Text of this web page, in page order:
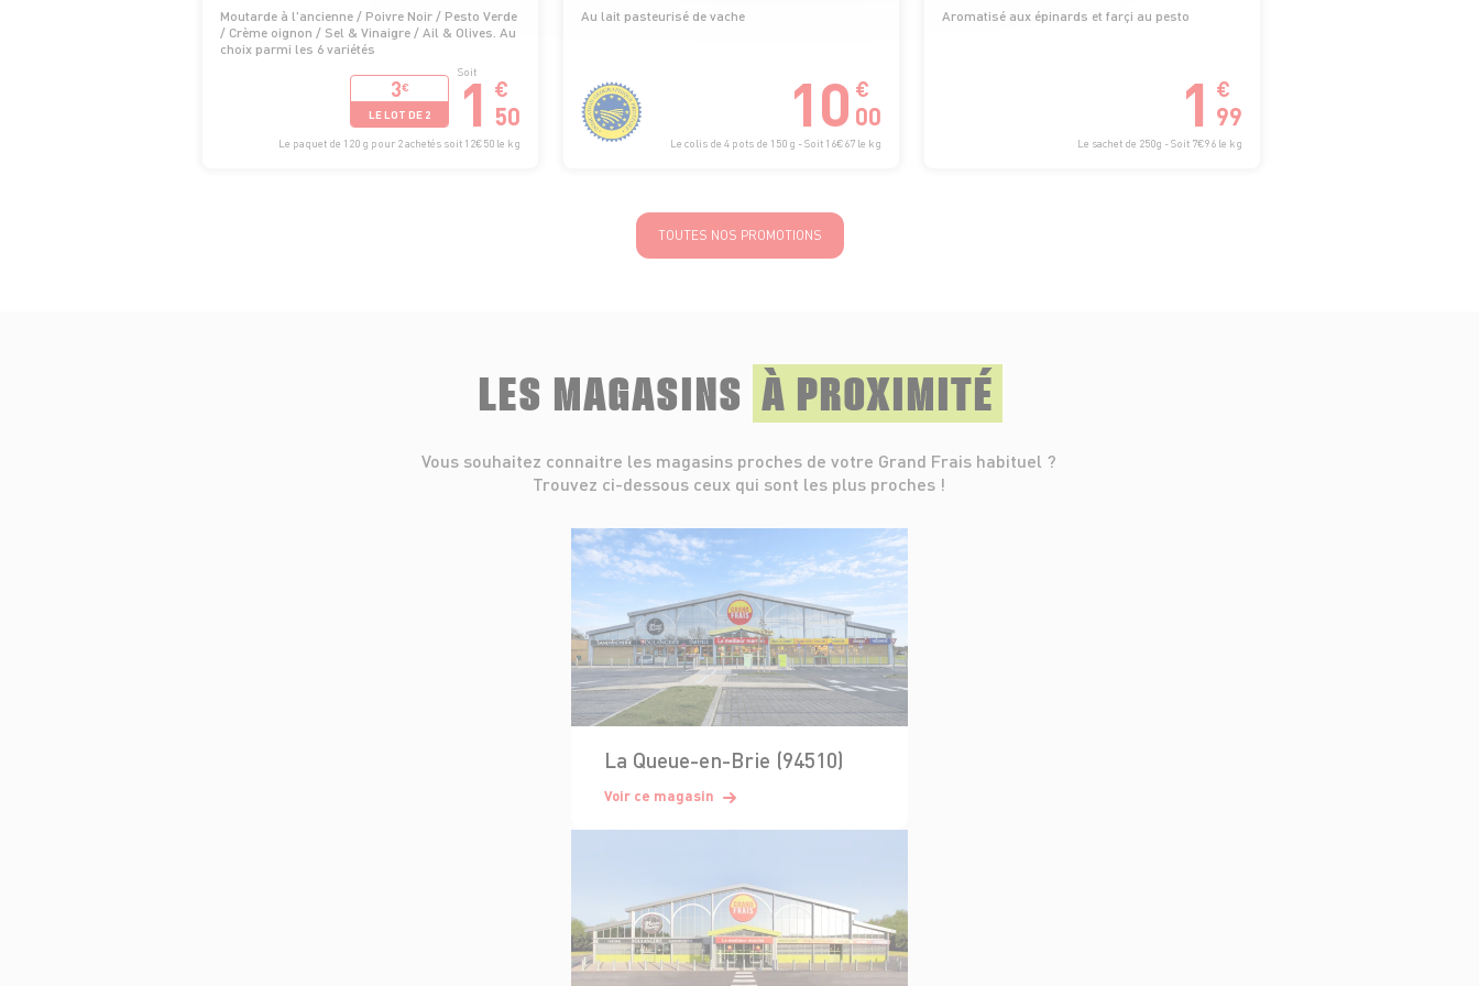
Moutarde à l'ancienne / Poivre Noir / Pesto Verde
/ Crème oignon / Sel & Vinaigre / Ail & Olives. Au
choix parmi les 6 variétés
3€
LE LOT DE 2
Soit
1 €
50
Le paquet de 120 g pour 2 achetés soit 12€50 le kg
Au lait pasteurisé de vache
10 €
00
Le colis de 4 pots de 150 g - Soit 16€67 le kg
Aromatisé aux épinards et farçi au pesto
1 €
99
Le sachet de 250g - Soit 7€96 le kg
TOUTES NOS PROMOTIONS
LES MAGASINS À PROXIMITÉ
Vous souhaitez connaitre les magasins proches de votre Grand Frais habituel ?
Trouvez ci-dessous ceux qui sont les plus proches !
La Queue-en-Brie (94510)
Voir ce magasin